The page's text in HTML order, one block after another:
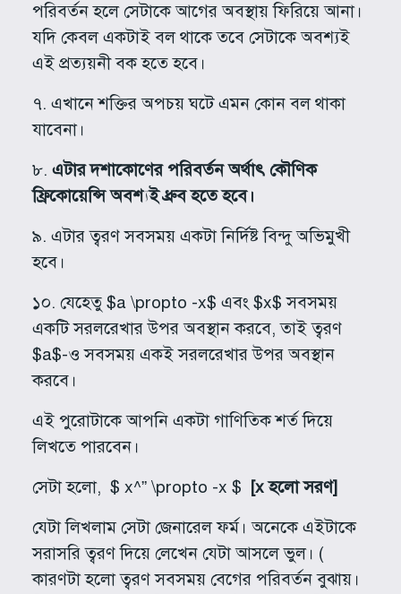
পরিবর্তন হলে সেটাকে আগের অবস্থায় ফিরিয়ে আনা।
যদি কেবল একটাই বল থাকে তবে সেটাকে অবশ্যই
এই প্রত্যয়নী বক হতে হবে।
৭. এখানে শক্তির অপচয় ঘটে এমন কোন বল থাকা
যাবেনা।
৮. এটার দশাকোণের পরিবর্তন অর্থাৎ কৌণিক
ফ্রিকোয়েন্সি অবশ্যই ধ্রুব হতে হবে।
৯. এটার ত্বরণ সবসময় একটা নির্দিষ্ট বিন্দু অভিমুখী
হবে।
১০. যেহেতু $a \propto -x$ এবং $x$ সবসময়
একটি সরলরেখার উপর অবস্থান করবে, তাই ত্বরণ
$a$-ও সবসময় একই সরলরেখার উপর অবস্থান
করবে।
এই পুরোটাকে আপনি একটা গাণিতিক শর্ত দিয়ে
লিখতে পারবেন।
সেটা হলো, $ x^” \propto -x $ [x হলো সরণ]
যেটা লিখলাম সেটা জেনারেল ফর্ম। অনেকে এইটাকে
সরাসরি ত্বরণ দিয়ে লেখেন যেটা আসলে ভুল। (
কারণটা হলো ত্বরণ সবসময় বেগের পরিবর্তন বুঝায়।